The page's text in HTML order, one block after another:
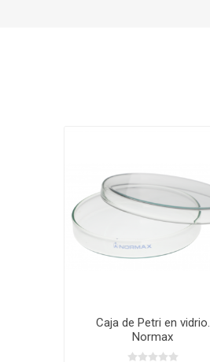
Caja de Petri en vidrio.
Normax